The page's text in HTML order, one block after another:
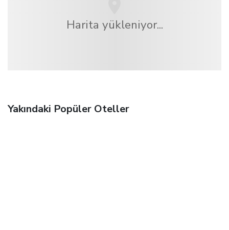
Harita yükleniyor...
Yakındaki Popüler Oteller